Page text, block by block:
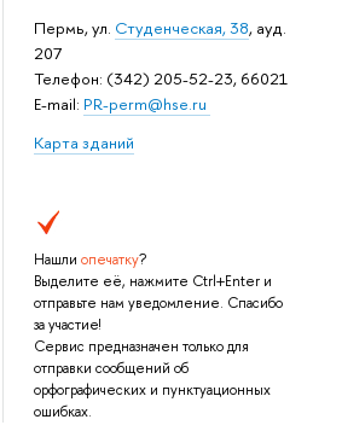
Пермь, ул. Студенческая, 38, ауд.
207
Телефон: (342) 205-52-23, 66021
E-mail: PR-perm@hse.ru
Карта зданий
Нашли опечатку?
Выделите её, нажмите Ctrl+Enter и
отправьте нам уведомление. Спасибо
за участие!
Сервис предназначен только для
отправки сообщений об
орфографических и пунктуационных
ошибках.